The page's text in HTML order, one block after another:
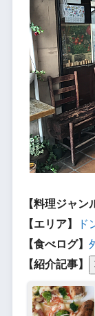
【料理ジャン
【エリア】
ド
【食べログ】
【紹介記事】